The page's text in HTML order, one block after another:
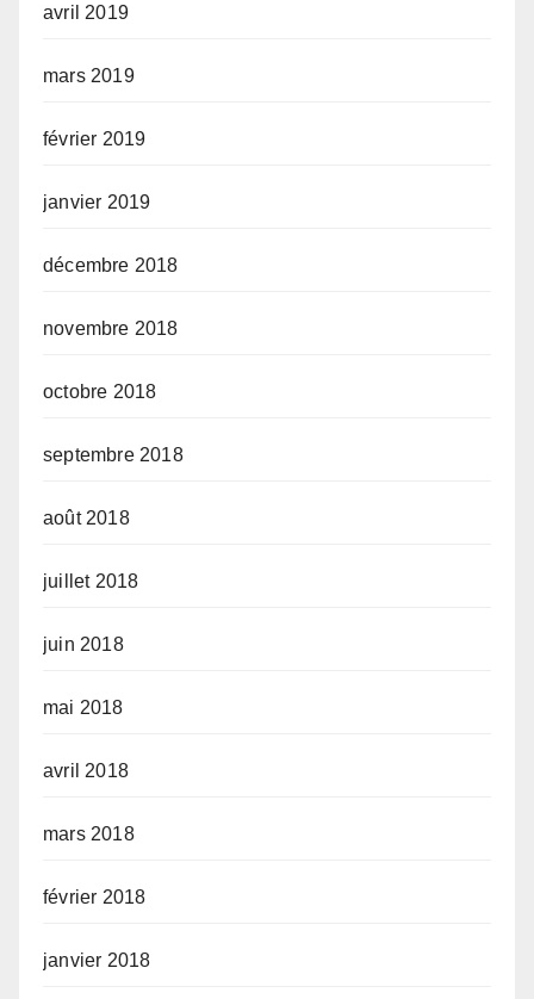
avril 2019
mars 2019
février 2019
janvier 2019
décembre 2018
novembre 2018
octobre 2018
septembre 2018
août 2018
juillet 2018
juin 2018
mai 2018
avril 2018
mars 2018
février 2018
janvier 2018